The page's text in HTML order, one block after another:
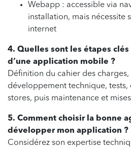
Webapp : accessible via
installation, mais nécessite
internet
4. Quelles sont les étapes
d’une application mobile ?
Définition du cahier des
développement technique,
stores, puis maintenance et
5. Comment choisir la bonne
développer mon application ?
Considérez son expertise